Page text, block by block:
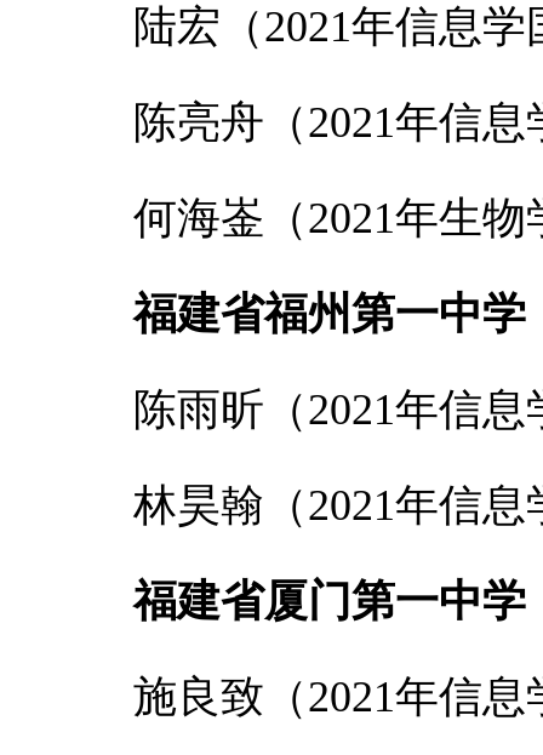
陆宏（2021年信息
陈亮舟（2021年信
何海崟（2021年生
福建省福州第一中学
陈雨昕（2021年信
林昊翰（2021年信
福建省厦门第一中学
施良致（2021年信